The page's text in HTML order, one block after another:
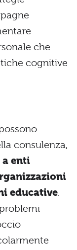
che
cognitive
consulenza,
enti
educative.